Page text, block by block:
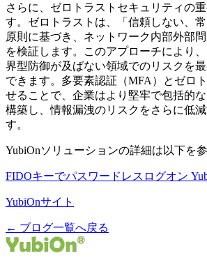
さらに、ゼロトラストセキュリティの
す。ゼロトラストは、「信頼しない、
原則に基づき、ネットワーク内部外部
を検証します。このアプローチにより
界型防御が及ばない領域でのリスクを
できます。多要素認証（MFA）とゼロ
せることで、企業はより堅牢で包括的
構築し、情報漏洩のリスクをさらに低
す。
YubiOnソリューションの詳細は以下を
FIDOキーでパスワードレスログオン
YubiOnサイト
← ブログ一覧へ戻る